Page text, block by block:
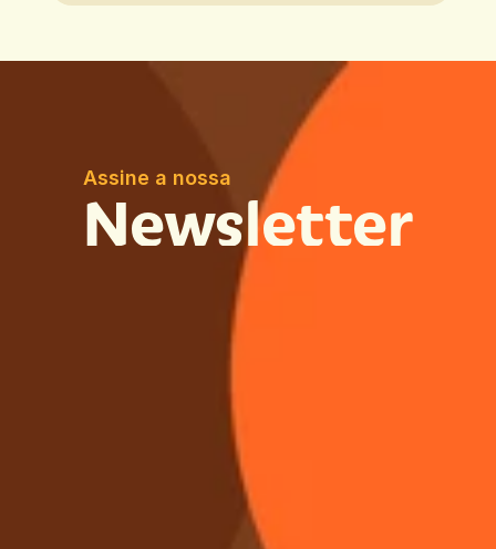
Assine a nossa
Newsletter